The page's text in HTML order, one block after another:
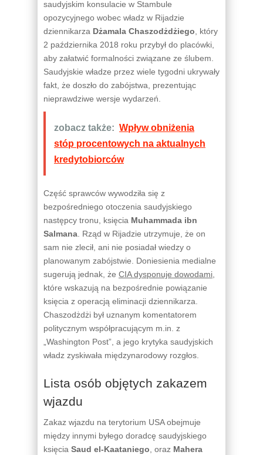
saudyjskim konsulacie w Stambule
opozycyjnego wobec władz w Rijadzie
dziennikarza Dżamala Chaszodżdżiego , który
2 października 2018 roku przybył do placówki,
aby załatwić formalności związane ze ślubem.
Saudyjskie władze przez wiele tygodni ukrywały
fakt, że doszło do zabójstwa, prezentując
nieprawdziwe wersje wydarzeń.
zobacz także: Wpływ obniżenia
stóp procentowych na aktualnych
kredytobiorców
Część sprawców wywodziła się z
bezpośredniego otoczenia saudyjskiego
następcy tronu, księcia Muhammada ibn
Salmana . Rząd w Rijadzie utrzymuje, że on
sam nie zlecił, ani nie posiadał wiedzy o
planowanym zabójstwie. Doniesienia medialne
sugerują jednak, że CIA dysponuje dowodami
które wskazują na bezpośrednie powiązanie
księcia z operacją eliminacji dziennikarza.
Chaszodżdżi był uznanym komentatorem
politycznym współpracującym m.in. z
„Washington Post”, a jego krytyka saudyjskich
władz zyskiwała międzynarodowy rozgłos.
Lista osób objętych zakazem
wjazdu
Zakaz wjazdu na terytorium USA obejmuje
między innymi byłego doradcę saudyjskiego
księcia Saud el-Kaataniego , oraz Mahera